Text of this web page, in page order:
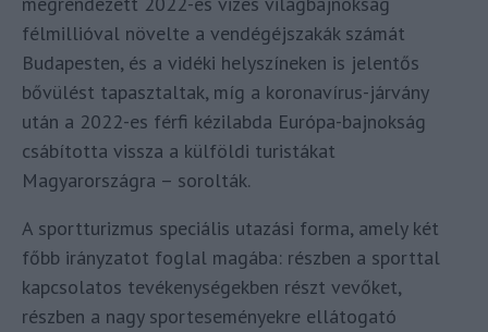
félmillióval növelte a vendégéjszakák számát
Budapesten, és a vidéki helyszíneken is jelentős
bővülést tapasztaltak, míg a koronavírus-járvány
után a 2022-es férfi kézilabda Európa-bajnokság
csábította vissza a külföldi turistákat
Magyarországra – sorolták.
A sportturizmus speciális utazási forma, amely két
főbb irányzatot foglal magába: részben a sporttal
kapcsolatos tevékenységekben részt vevőket,
részben a nagy sporteseményekre ellátogató